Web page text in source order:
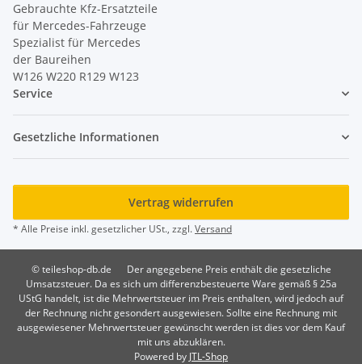
Gebrauchte Kfz-Ersatzteile
für Mercedes-Fahrzeuge
Spezialist für Mercedes
der Baureihen
W126 W220 R129 W123
Service
Gesetzliche Informationen
Vertrag widerrufen
* Alle Preise inkl. gesetzlicher USt., zzgl.Versand
© teileshop-db.de
Der angegebene Preis enthält die gesetzliche
Umsatzsteuer. Da es sich um differenzbesteuerte Ware gemäß § 25a
UStG handelt, ist die Mehrwertsteuer im Preis enthalten, wird jedoch auf
der Rechnung nicht gesondert ausgewiesen. Sollte eine Rechnung mit
ausgewiesener Mehrwertsteuer gewünscht werden ist dies vor dem Kauf
mit uns abzuklären.
Powered by JTL-Shop